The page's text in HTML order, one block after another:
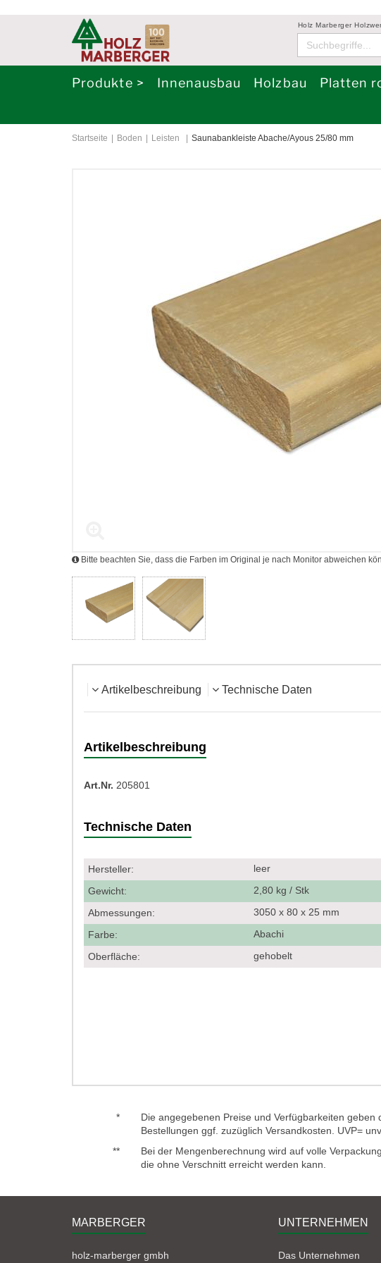
Holz Marberger
Produkte > Innenausbau Holzbau Platten
Startseite Boden Leisten Saunabankleiste Abache/Ayous 25/80 mm
Bitte beachten Sie, dass die Farben im Original je nach Monitor abweichen
Artikelbeschreibung Technische Daten
Artikelbeschreibung
Art.Nr. 205801
Technische Daten
Hersteller:
leer
Gewicht:
2,80 kg / Stk
Abmessungen:
3050 x 80 x 25 mm
Farbe:
Abachi
Oberfläche:
gehobelt
*
Die angegebenen Preise und Verfügbarkeiten
Bestellungen ggf. zuzüglich Versandkosten. UVP=
**
Bei der Mengenberechnung wird auf volle
die ohne Verschnitt erreicht werden kann.
MARBERGER
holz-marberger gmbh
UNTERNEHMEN
Das Unternehmen